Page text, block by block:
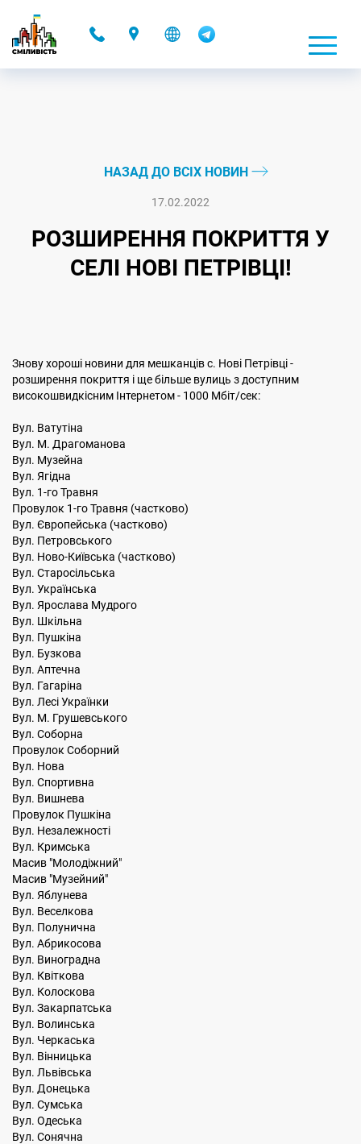
НАЗАД ДО ВСІХ НОВИН
17.02.2022
РОЗШИРЕННЯ ПОКРИТТЯ У
СЕЛІ НОВІ ПЕТРІВЦІ!
Знову хороші новини для мешканців с. Нові Петрівці -
розширення покриття і ще більше вулиць з доступним
високошвидкісним Інтернетом - 1000 Мбіт/сек:
Вул. Ватутіна
Вул. М. Драгоманова
Вул. Музейна
Вул. Ягідна
Вул. 1-го Травня
Провулок 1-го Травня (частково)
Вул. Європейська (частково)
Вул. Петровського
Вул. Ново-Київська (частково)
Вул. Старосільська
Вул. Українська
Вул. Ярослава Мудрого
Вул. Шкільна
Вул. Пушкіна
Вул. Бузкова
Вул. Аптечна
Вул. Гагаріна
Вул. Лесі Українки
Вул. М. Грушевського
Вул. Соборна
Провулок Соборний
Вул. Нова
Вул. Спортивна
Вул. Вишнева
Провулок Пушкіна
Вул. Незалежності
Вул. Кримська
Масив "Молодіжний"
Масив "Музейний"
Вул. Яблунева
Вул. Веселкова
Вул. Полунична
Вул. Абрикосова
Вул. Виноградна
Вул. Квіткова
Вул. Колоскова
Вул. Закарпатська
Вул. Волинська
Вул. Черкаська
Вул. Вінницька
Вул. Львівська
Вул. Донецька
Вул. Сумська
Вул. Одеська
Вул. Сонячна